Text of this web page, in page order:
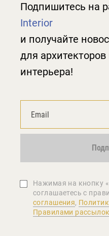
Подпишитесь на
Interior
и получайте
для
интерьера!
Нажимая на кнопку
соглашаетеcь с
соглашения,
Правилами рассылок